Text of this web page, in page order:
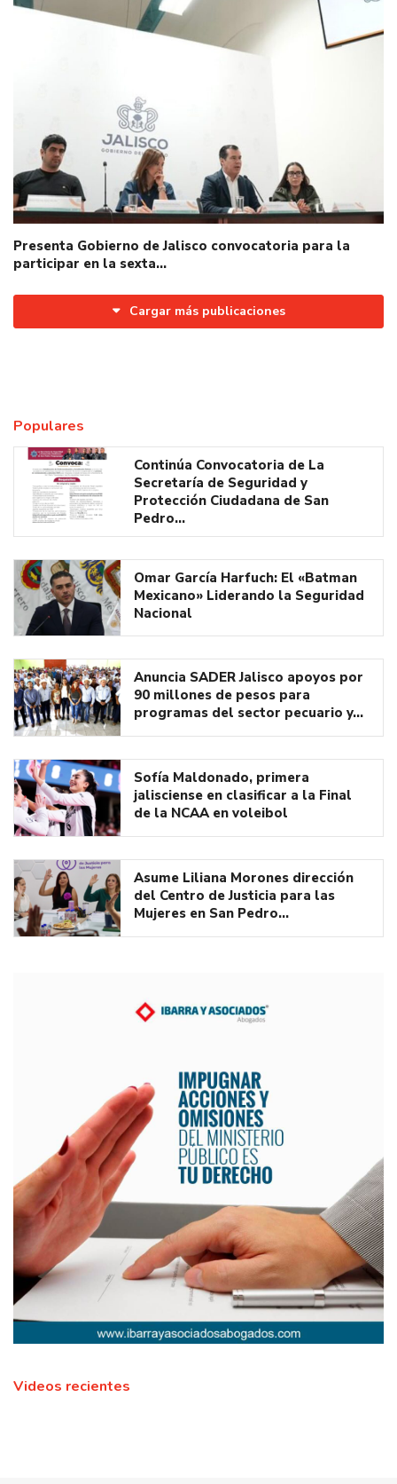
Presenta Gobierno de Jalisco convocatoria para la
participar en la sexta…
Cargar más publicaciones
Populares
Continúa Convocatoria de La
Secretaría de Seguridad y
Protección Ciudadana de San
Pedro…
Omar García Harfuch: El «Batman
Mexicano» Liderando la Seguridad
Nacional
Anuncia SADER Jalisco apoyos por
90 millones de pesos para
programas del sector pecuario y…
Sofía Maldonado, primera
jalisciense en clasificar a la Final
de la NCAA en voleibol
Asume Liliana Morones dirección
del Centro de Justicia para las
Mujeres en San Pedro…
Videos recientes